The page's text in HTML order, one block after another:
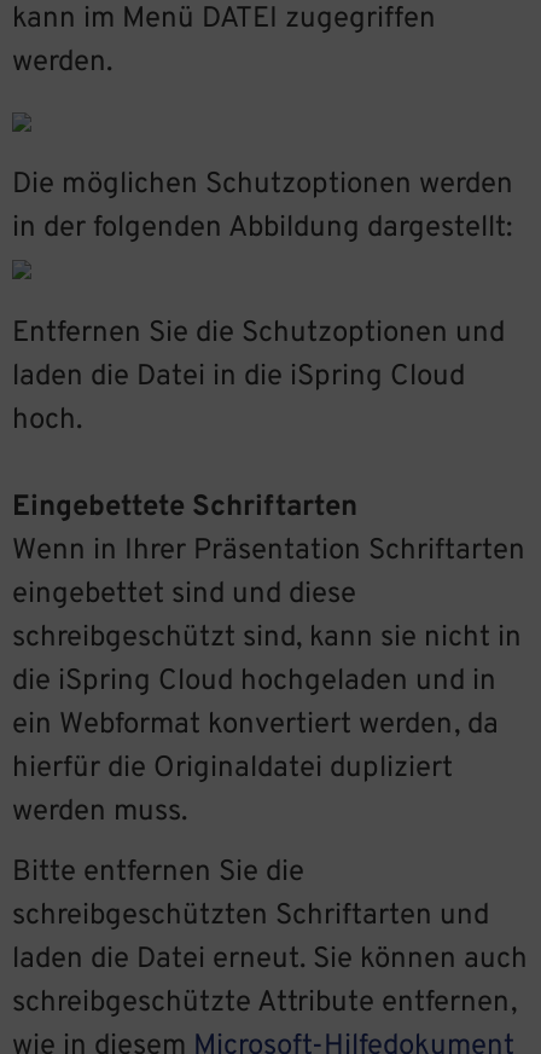
kann im Menü DATEI zugegriffen
werden.
Die möglichen Schutzoptionen werden
in der folgenden Abbildung dargestellt:
Entfernen Sie die Schutzoptionen und
laden die Datei in die iSpring Cloud
hoch.
Eingebettete Schriftarten
Wenn in Ihrer Präsentation Schriftarten
eingebettet sind und diese
schreibgeschützt sind, kann sie nicht in
die iSpring Cloud hochgeladen und in
ein Webformat konvertiert werden, da
hierfür die Originaldatei dupliziert
werden muss.
Bitte entfernen Sie die
schreibgeschützten Schriftarten und
laden die Datei erneut. Sie können auch
schreibgeschützte Attribute entfernen,